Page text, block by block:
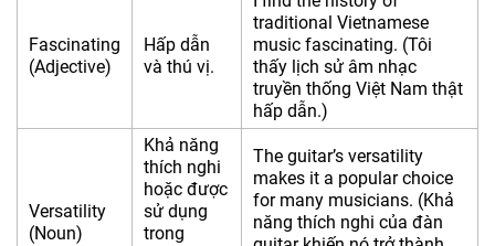
Fascinating
(Adjective)
Hấp dẫn
và thú vị.
traditional Vietnamese
music fascinating. (Tôi
thấy lịch sử âm nhạc
truyền thống Việt Nam thật
hấp dẫn.)
Versatility
(Noun)
Khả năng
thích nghi
hoặc được
sử dụng
trong
The guitar’s versatility
makes it a popular choice
for many musicians. (Khả
năng thích nghi của đàn